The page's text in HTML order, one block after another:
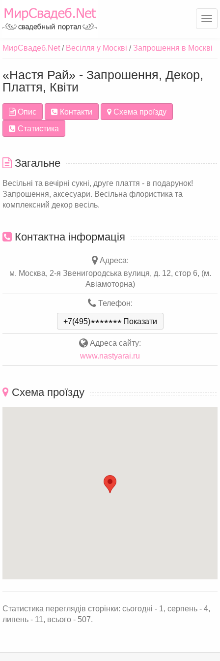
МирСвадеб.Net Весілля у Москві Запрошення в Москві
«Настя Рай» - Запрошення, Декор,
Плаття, Квіти
Опис Контакти
Схема проїзду
Статистика
Загальне
Весільні та вечірні сукні, друге плаття - в подарунок!
Запрошення, аксесуари. Весільна флористика та
комплексний декор весіль.
Контактна інформація
Адреса:
м. Москва, 2-я Звенигородська вулиця, д. 12, стор 6, (м.
Авіамоторна)
Телефон:
+7(495)******* Показати
Адреса сайту:
www.nastyarai.ru
Схема проїзду
Статистика переглядів сторінки: сьогодні - 1, серпень - 4,
липень - 11, всього - 507.